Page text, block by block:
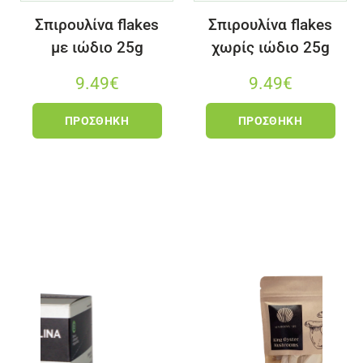
Σπιρουλίνα flakes
με ιώδιο 25g
9.49€
ΠΡΟΣΘΉΚΗ
Σπιρουλίνα flakes
χωρίς ιώδιο 25g
9.49€
ΠΡΟΣΘΉΚΗ